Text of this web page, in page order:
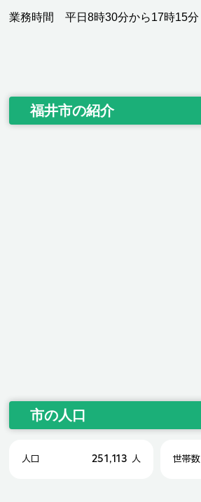
業務時間 平日8時30分から17時15分
福井市の紹介
市の人口
人口 251,113 人 世帯数